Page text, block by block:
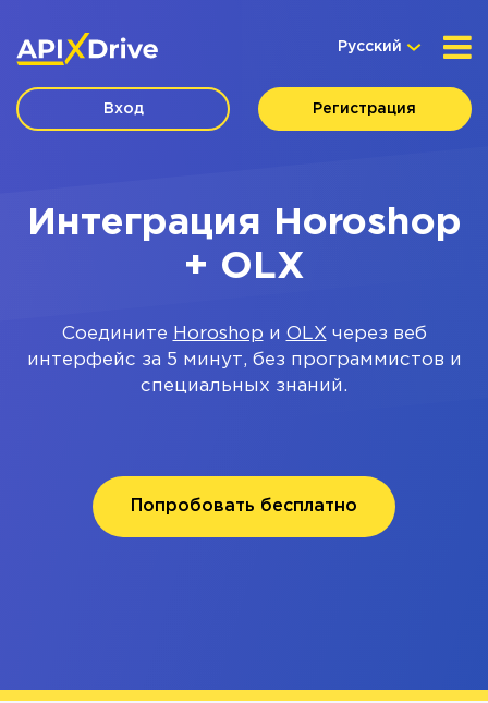
Русский
Вход Регистрация
Интеграция Horoshop
+ OLX
Соедините Horoshop и OLXчерез веб
интерфейс за 5 минут, без программистов и
специальных знаний.
Попробовать бесплатно